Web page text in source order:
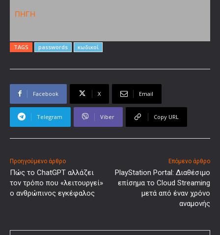
ΠΗΓΗ
TAGS passwords κωδικοί
Facebook X Email
Telegram Viber Copy URL
Προηγούμενο άρθρο
Πώς το ChatGPT αλλάζει
τον τρόπο που «λειτουργεί»
ο ανθρώπινος εγκέφαλος
Επόμενο άρθρο
PlayStation Portal: Διαθέσιμο
επίσημα το Cloud Streaming
μετά από έναν χρόνο
αναμονής